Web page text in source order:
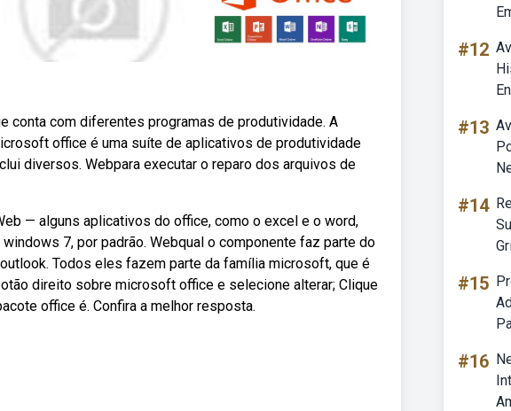
conta com diferentes programas de produtividade. A
office é uma suíte de aplicativos de produtividade
diversos. Webpara executar o reparo dos arquivos de
— alguns aplicativos do office, como o excel e o word,
7, por padrão. Webqual o componente faz parte do
Todos eles fazem parte da família microsoft, que é
direito sobre microsoft office e selecione alterar; Clique
office é. Confira a melhor resposta.
#12
#13
#14
#15
#16